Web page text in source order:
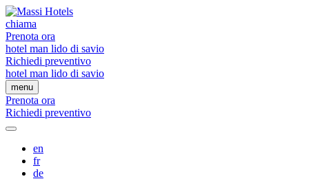
chiama
Prenota ora
hotel man lido di savio
Richiedi preventivo
hotel man lido di savio
menu
Prenota ora
Richiedi preventivo
en
fr
de